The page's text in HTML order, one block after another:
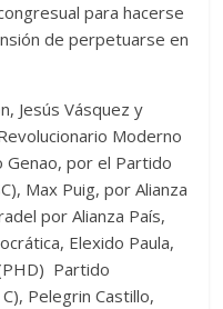
para hacerse
de perpetuarse en
Jesús Vásquez y
Moderno
Genao, por el Partido
Max Puig, por Alianza
por Alianza País,
Elexido Paula,
Partido
Pelegrin Castillo,